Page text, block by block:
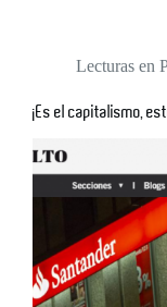
Lecturas en
¡Es el capitalismo,